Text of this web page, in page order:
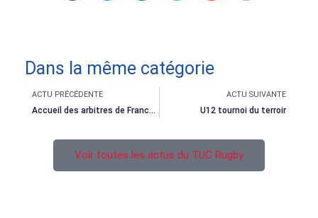
Dans la même catégorie
ACTU PRÉCÉDENTE
Accueil des arbitres de France-Irlande
ACTU SUIVANTE
U12 tournoi du terroir
Voir toutes les actus du TUC Rugby